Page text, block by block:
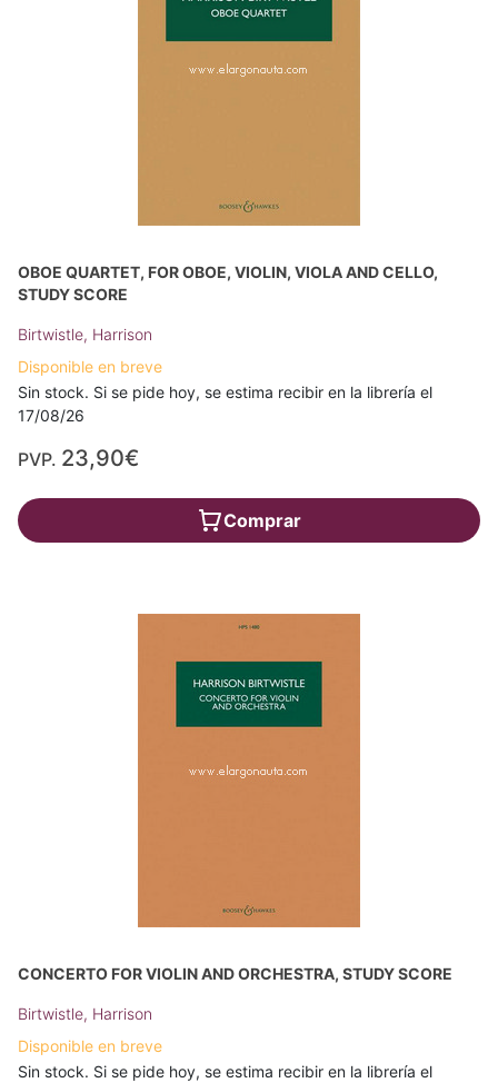
OBOE QUARTET, FOR OBOE, VIOLIN, VIOLA AND CELLO,
STUDY SCORE
Birtwistle, Harrison
Disponible en breve
Sin stock. Si se pide hoy, se estima recibir en la librería el
17/08/26
PVP. 23,90€
Comprar
CONCERTO FOR VIOLIN AND ORCHESTRA, STUDY SCORE
Birtwistle, Harrison
Disponible en breve
Sin stock. Si se pide hoy, se estima recibir en la librería el